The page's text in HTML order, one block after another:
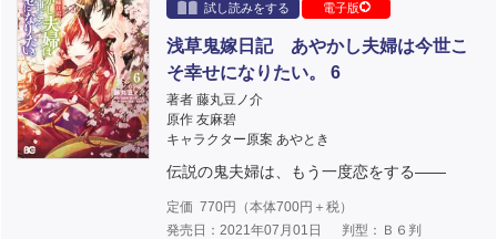
試し読みをする
電子版
浅草鬼嫁日記 あやかし夫婦は今世こ
そ幸せになりたい。 6
著者 藤丸豆ノ介
原作 友麻碧
キャラクター原案 あやとき
伝説の鬼夫婦は、もう一度恋をする――
定価 770円（本体700円＋税）
発売日：2021年07月01日
判型：Ｂ６判